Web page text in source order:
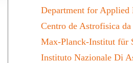
Department for
Centro de Astrofisica
Max-Planck-Institut für
Instituto Nazionale Di